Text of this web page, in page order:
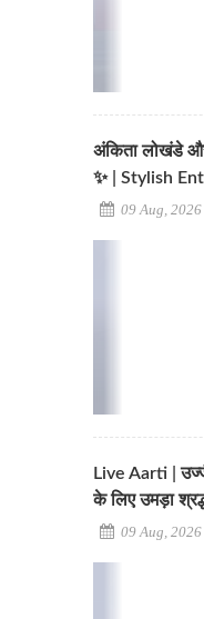
अंकिता लोखंडे
✨ | Stylish
09 Aug,
Live Aarti |
के लिए उमड़ा
09 Aug,